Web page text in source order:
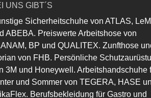
UNS GIBT´S
Sicherheitschuhe von ATLAS,
ABEBA. Preiswerte Arbeitshose von
BP und QUALITEX. Zunfthose
von FHB. Persönliche
3M und Honeywell. Arbeitshandschuhe
und Sommer von TEGERA, HASE
Berufsbekleidung für Gastro und